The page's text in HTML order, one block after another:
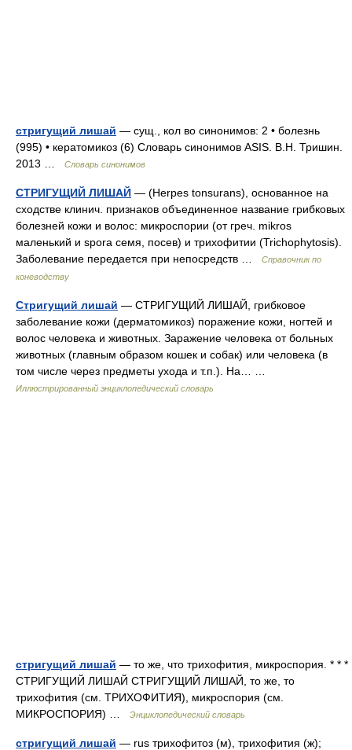
стригущий лишай — сущ., кол во синонимов: 2 • болезнь
(995) • кератомикоз (6) Словарь синонимов ASIS. В.Н. Тришин.
2013 …
Словарь синонимов
СТРИГУЩИЙ ЛИШАЙ — (Herpes tonsurans), основанное на
сходстве клинич. признаков объединенное название грибковых
болезней кожи и волос: микроспории (от греч. mikros
маленький и spora семя, посев) и трихофитии (Trichophytosis).
Заболевание передается при непосредств …
Справочник по
коневодству
Стригущий лишай — СТРИГУЩИЙ ЛИШАЙ, грибковое
заболевание кожи (дерматомикоз) поражение кожи, ногтей и
волос человека и животных. Заражение человека от больных
животных (главным образом кошек и собак) или человека (в
том числе через предметы ухода и т.п.). На… …
Иллюстрированный энциклопедический словарь
стригущий лишай — то же, что трихофития, микроспория. * * *
СТРИГУЩИЙ ЛИШАЙ СТРИГУЩИЙ ЛИШАЙ, то же, то
трихофития (см. ТРИХОФИТИЯ), микроспория (см.
МИКРОСПОРИЯ) …
Энциклопедический словарь
стригущий лишай — rus трихофитоз (м), трихофития (ж);